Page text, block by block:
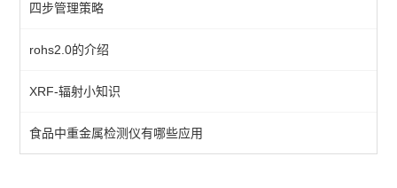
四步管理策略
rohs2.0的介绍
XRF-辐射小知识
食品中重金属检测仪有哪些应用